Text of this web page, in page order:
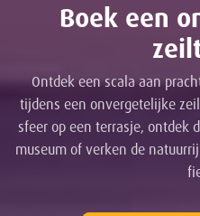
Boek een
Ontdek een scala aan
tijdens een onvergetelijke
sfeer op een terrasje, ontdek
museum of verken de